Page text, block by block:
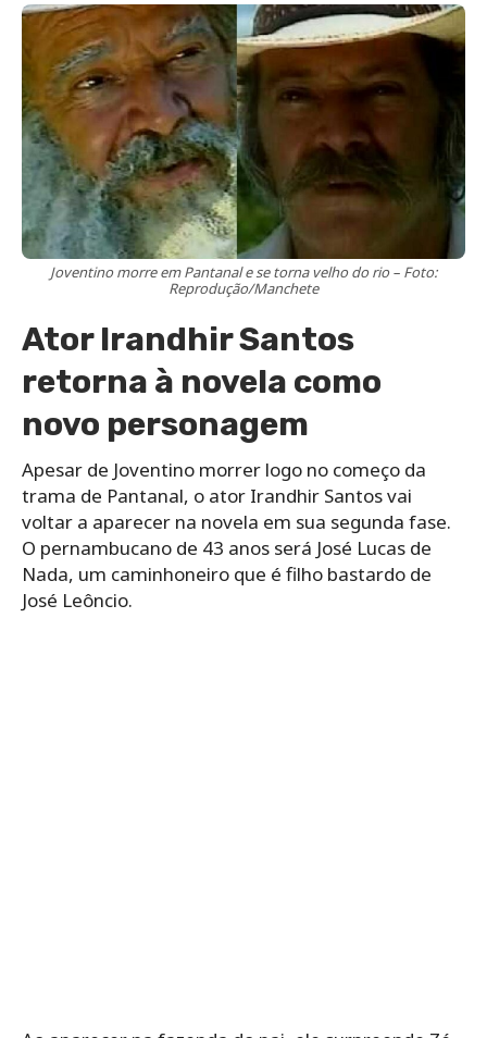
Joventino morre em Pantanal e se torna velho do rio – Foto:
Reprodução/Manchete
Ator Irandhir Santos
retorna à novela como
novo personagem
Apesar de Joventino morrer logo no começo da
trama de Pantanal, o ator Irandhir Santos vai
voltar a aparecer na novela em sua segunda fase.
O pernambucano de 43 anos será José Lucas de
Nada, um caminhoneiro que é filho bastardo de
José Leôncio.